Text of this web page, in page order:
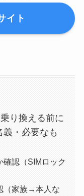
イト
り換える前に
・必要なも
認（SIMロック
（家族→本人な